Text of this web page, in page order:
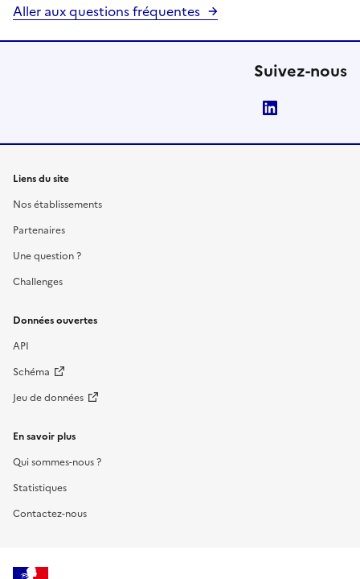
Aller aux questions fréquentes
Suivez-nous
Liens du site
Nos établissements
Partenaires
Une question ?
Challenges
Données ouvertes
API
Schéma
Jeu de données
En savoir plus
Qui sommes-nous ?
Statistiques
Contactez-nous